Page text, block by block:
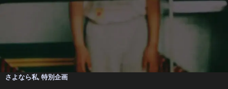
さよなら私, 特別企画